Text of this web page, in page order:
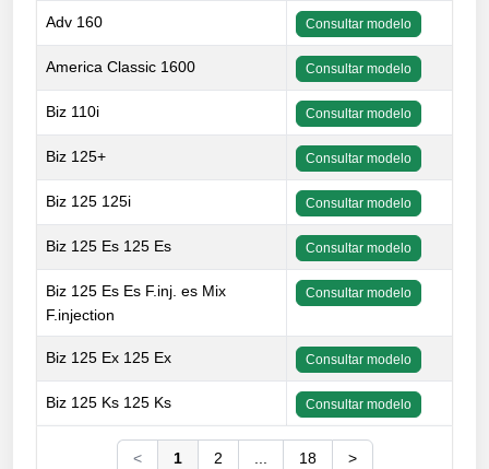
Adv 160 Consultar modelo
America Classic 1600 Consultar modelo
Biz 110i Consultar modelo
Biz 125+ Consultar modelo
Biz 125 125i Consultar modelo
Biz 125 Es 125 Es Consultar modelo
Biz 125 Es Es F.inj. es Mix
F.injection
Consultar modelo
Biz 125 Ex 125 Ex Consultar modelo
Biz 125 Ks 125 Ks Consultar modelo
< 1 2 ... 18 >